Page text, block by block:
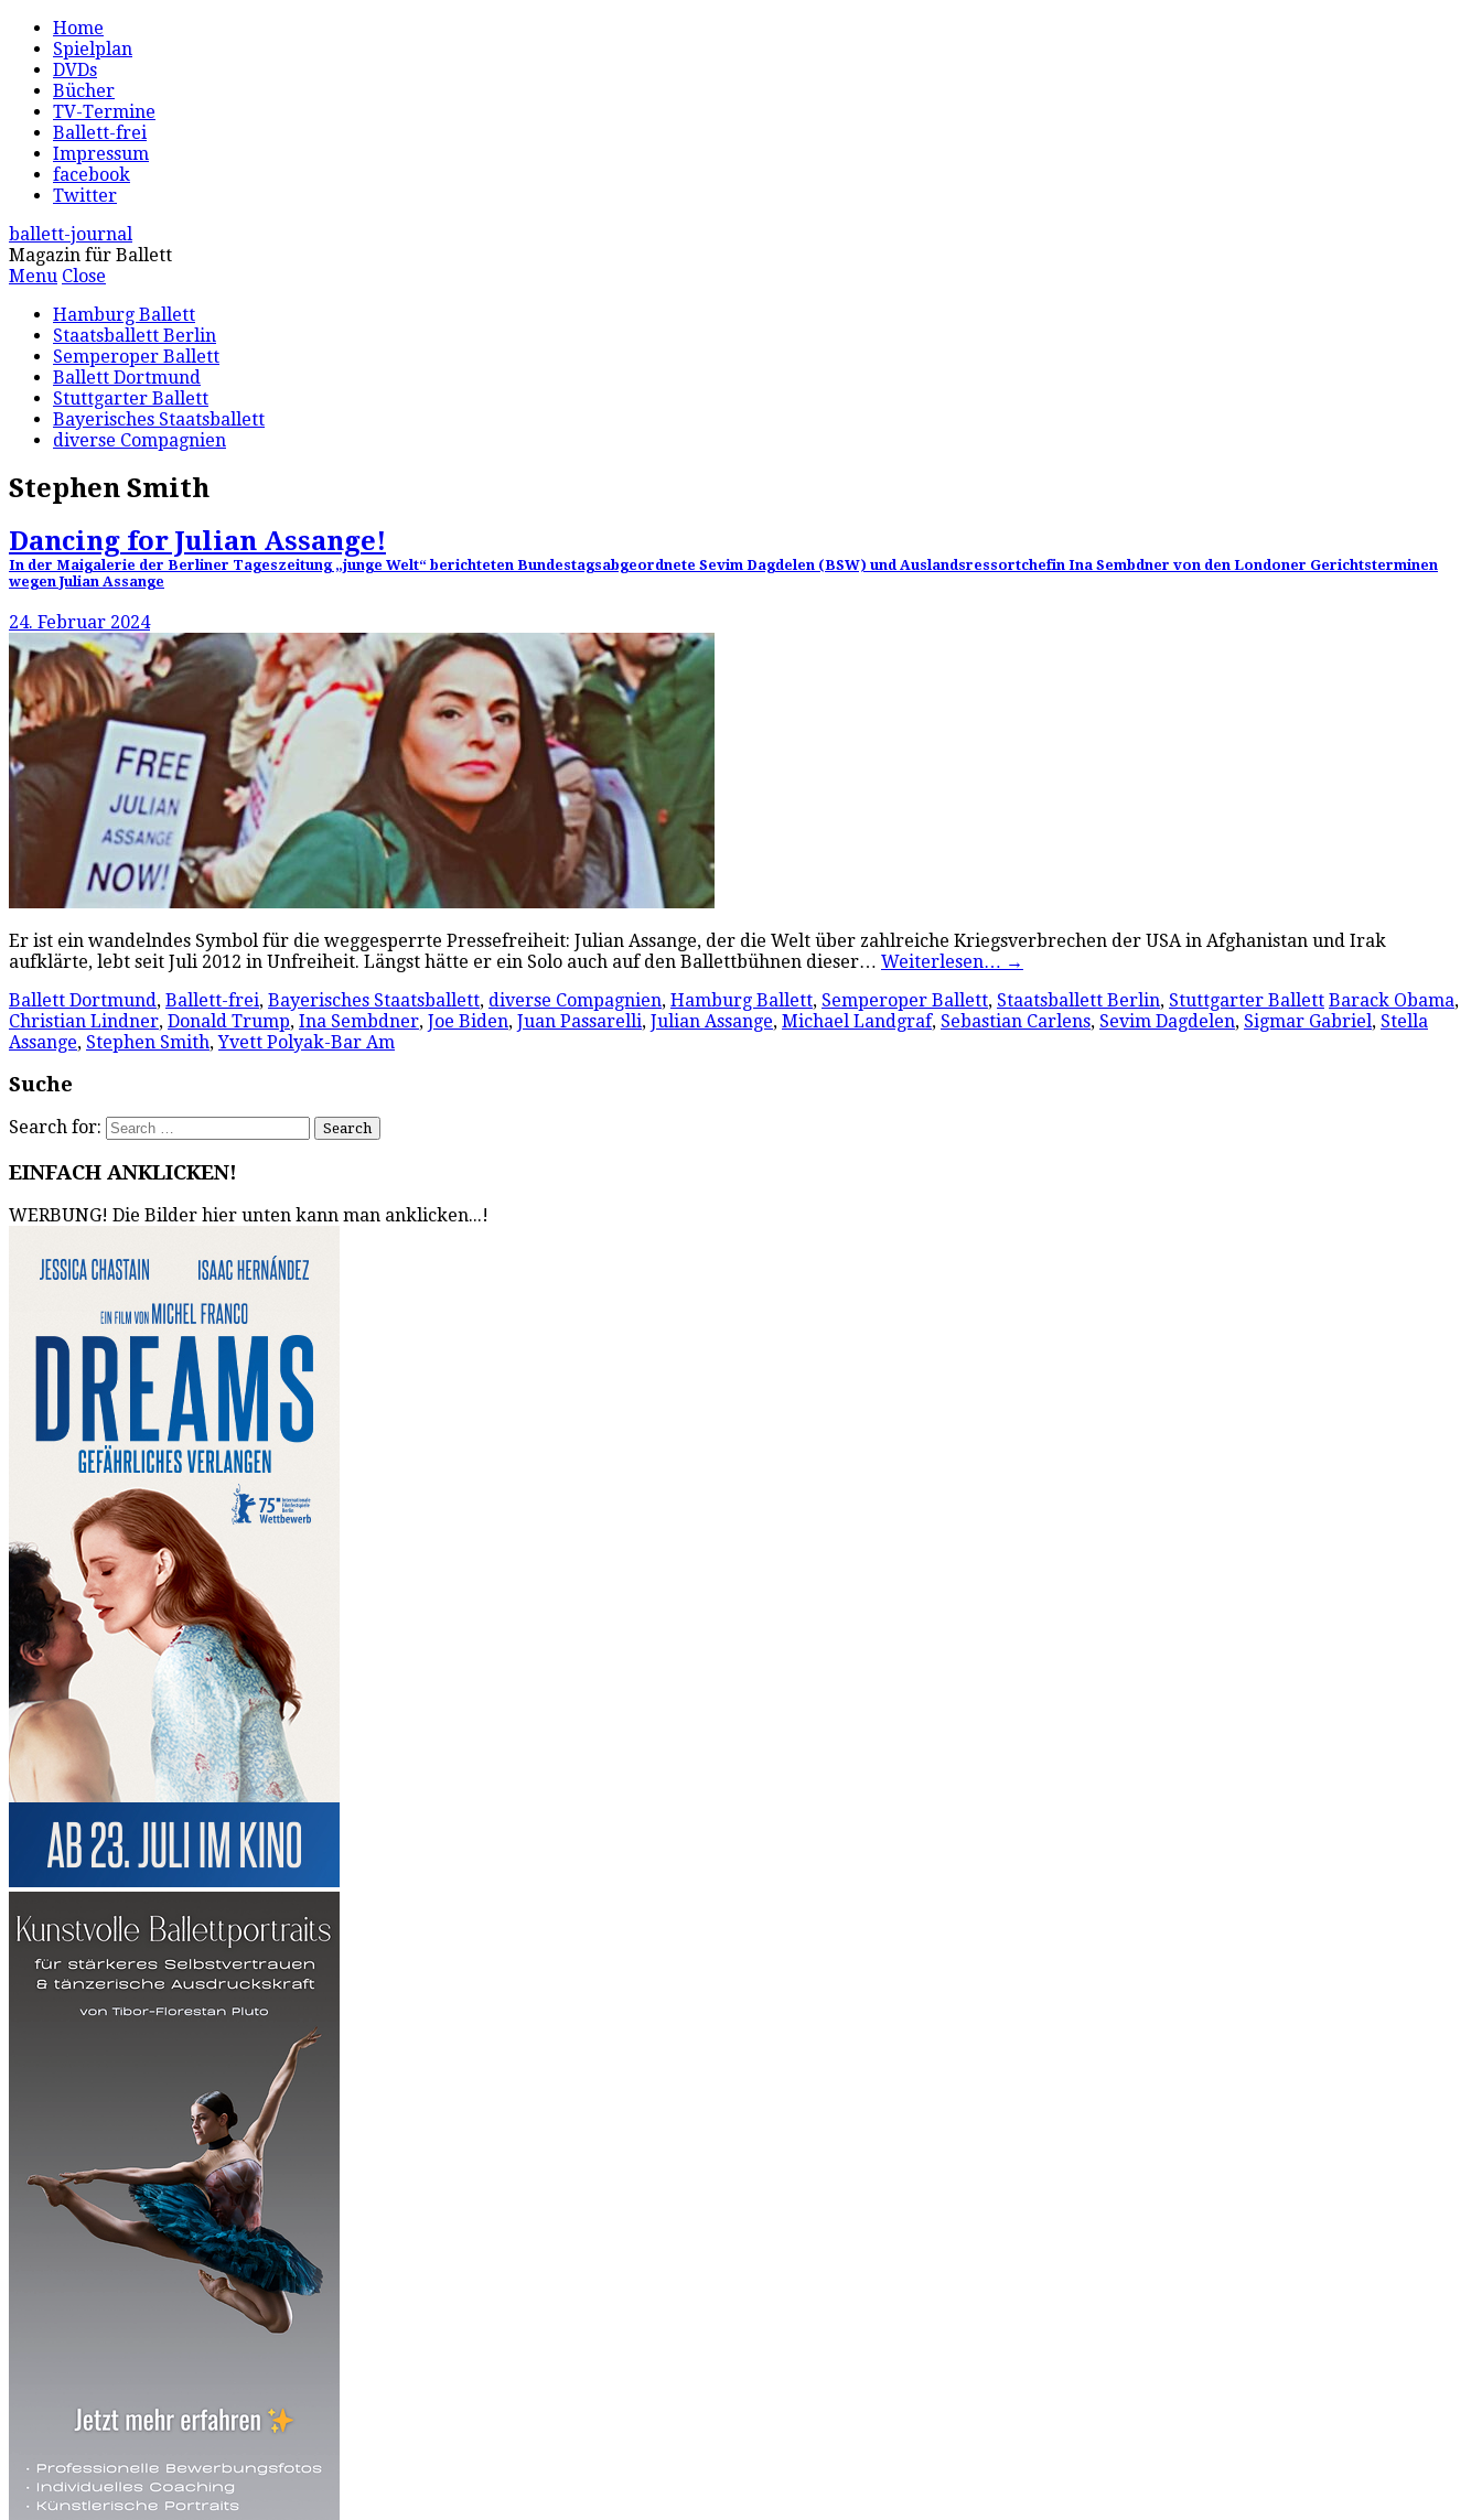
Home
Spielplan
DVDs
Bücher
TV-Termine
Ballett-frei
Impressum
facebook
Twitter
ballett-journal
Magazin für Ballett
Menu Close
Hamburg Ballett
Staatsballett Berlin
Semperoper Ballett
Ballett Dortmund
Stuttgarter Ballett
Bayerisches Staatsballett
diverse Compagnien
Stephen Smith
Dancing for Julian Assange!
In der Maigalerie der Berliner Tageszeitung „junge Welt“ berichteten Bundestagsabgeordnete Sevim Dagdelen (BSW) und Auslandsressortchefin Ina Sembdner von den Londoner Gerichtsterminen
wegen Julian Assange
24. Februar 2024
Er ist ein wandelndes Symbol für die weggesperrte Pressefreiheit: Julian Assange, der die Welt über zahlreiche Kriegsverbrechen der USA in Afghanistan und Irak
aufklärte, lebt seit Juli 2012 in Unfreiheit. Längst hätte er ein Solo auch auf den Ballettbühnen dieser… Weiterlesen… →
Ballett Dortmund, Ballett-frei, Bayerisches Staatsballett, diverse Compagnien, Hamburg Ballett, Semperoper Ballett, Staatsballett Berlin, Stuttgarter Ballett Barack Obama,
Christian Lindner, Donald Trump, Ina Sembdner, Joe Biden, Juan Passarelli, Julian Assange, Michael Landgraf, Sebastian Carlens, Sevim Dagdelen, Sigmar Gabriel, Stella
Assange, Stephen Smith,Yvett Polyak-Bar Am
Suche
Search for:
EINFACH ANKLICKEN!
WERBUNG! Die Bilder hier unten kann man anklicken...!